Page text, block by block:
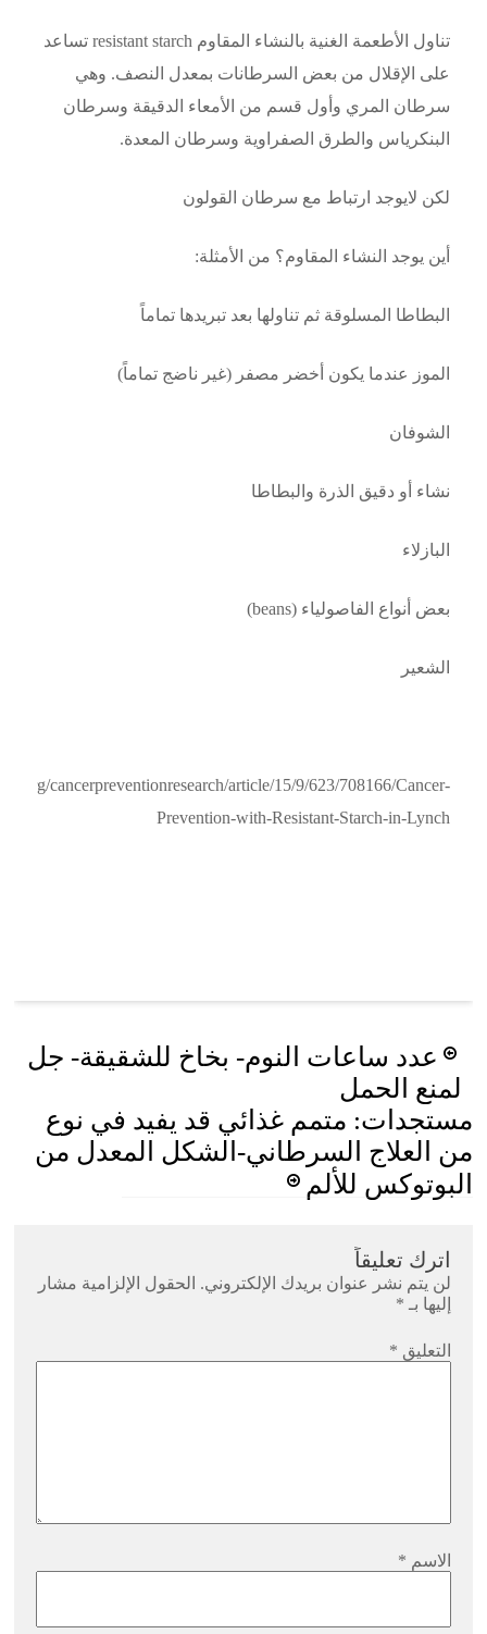
تناول الأطعمة الغنية بالنشاء المقاوم resistant starch تساعد
على الإقلال من بعض السرطانات بمعدل النصف. وهي
سرطان المري وأول قسم من الأمعاء الدقيقة وسرطان
البنكرياس والطرق الصفراوية وسرطان المعدة.
لكن لايوجد ارتباط مع سرطان القولون
أين يوجد النشاء المقاوم؟ من الأمثلة:
البطاطا المسلوقة ثم تناولها بعد تبريدها تماماً
الموز عندما يكون أخضر مصفر (غير ناضج تماماً)
الشوفان
نشاء أو دقيق الذرة والبطاطا
البازلاء
بعض أنواع الفاصولياء (beans)
الشعير
cancerpreventionresearch/article/15/9/623/708166/Cancer-
Prevention-with-Resistant-Starch-in-Lynch
Post
navigation
عدد ساعات النوم- بخاخ للشقيقة- جل
لمنع الحمل
مستجدات: متمم غذائي قد يفيد في نوع
من العلاج السرطاني-الشكل المعدل من
البوتوكس للألم
اترك تعليقاً
لن يتم نشر عنوان بريدك الإلكتروني. الحقول الإلزامية مشار
إليها بـ *
التعليق *
الاسم *